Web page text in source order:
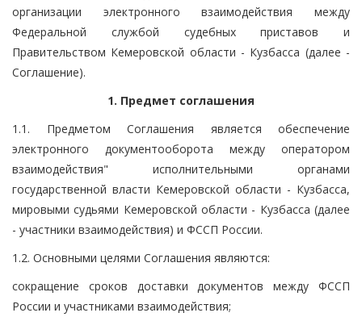
организации электронного взаимодействия между
Федеральной службой судебных приставов и
Правительством Кемеровской области - Кузбасса (далее -
Соглашение).
1. Предмет соглашения
1.1. Предметом Соглашения является обеспечение
электронного документооборота между оператором
взаимодействия" исполнительными органами
государственной власти Кемеровской области - Кузбасса,
мировыми судьями Кемеровской области - Кузбасса (далее
- участники взаимодействия) и ФССП России.
1.2. Основными целями Соглашения являются:
сокращение сроков доставки документов между ФССП
России и участниками взаимодействия;